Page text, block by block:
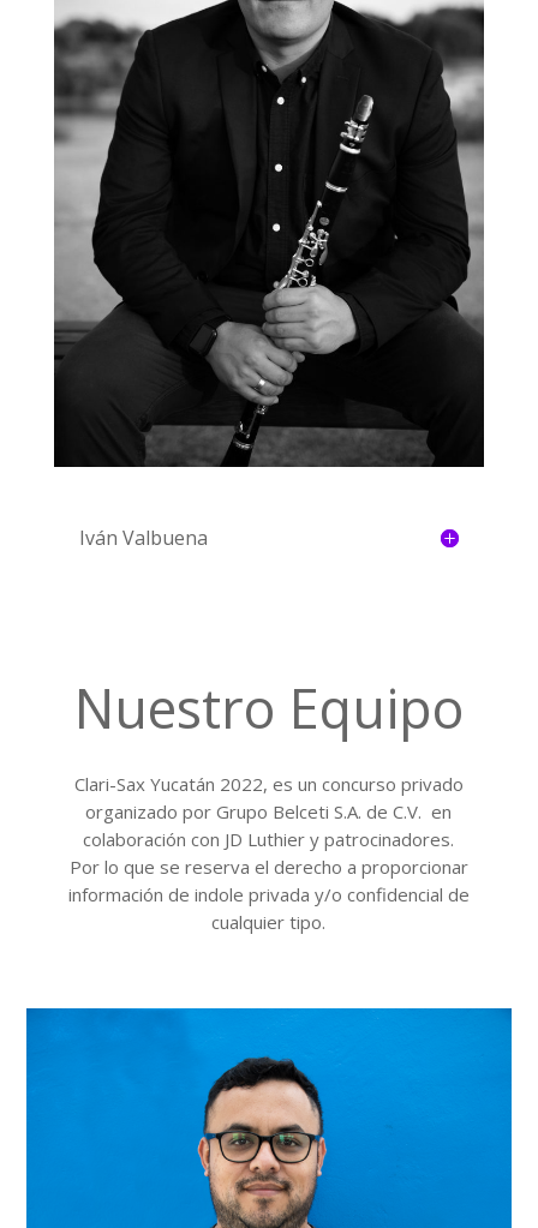
Iván Valbuena
Nuestro Equipo
Clari-Sax Yucatán 2022, es un concurso privado
organizado por Grupo Belceti S.A. de C.V. en
colaboración con JD Luthier y patrocinadores.
Por lo que se reserva el derecho a proporcionar
información de indole privada y/o confidencial de
cualquier tipo.